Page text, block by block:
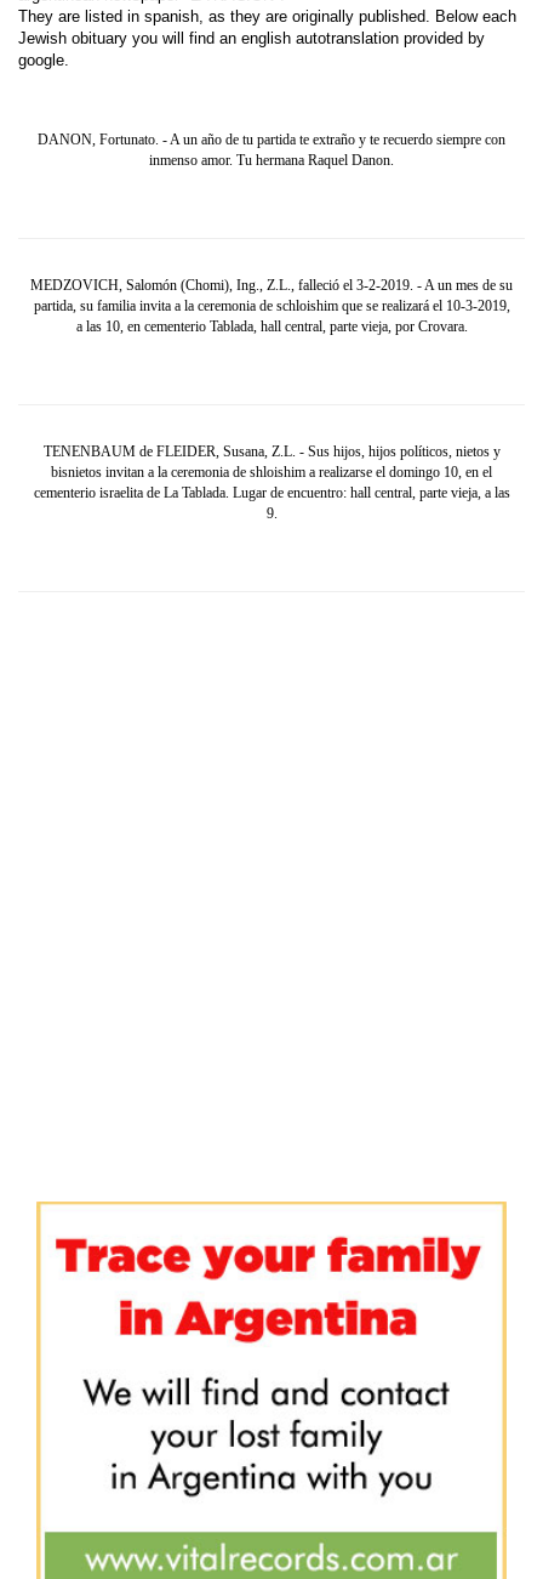
They are listed in spanish, as they are originally published. Below each
Jewish obituary you will find an english autotranslation provided by
google.
DANON, Fortunato. - A un año de tu partida te extraño y te recuerdo siempre con
inmenso amor. Tu hermana Raquel Danon.
MEDZOVICH, Salomón (Chomi), Ing., Z.L., falleció el 3-2-2019. - A un mes de su
partida, su familia invita a la ceremonia de schloishim que se realizará el 10-3-2019,
a las 10, en cementerio Tablada, hall central, parte vieja, por Crovara.
TENENBAUM de FLEIDER, Susana, Z.L. - Sus hijos, hijos políticos, nietos y
bisnietos invitan a la ceremonia de shloishim a realizarse el domingo 10, en el
cementerio israelita de La Tablada. Lugar de encuentro: hall central, parte vieja, a las
9.